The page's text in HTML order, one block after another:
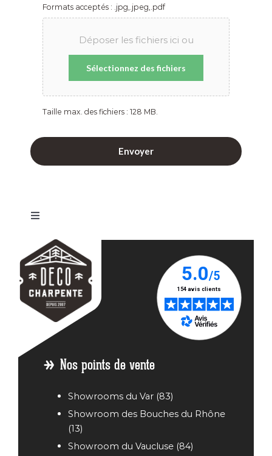
Formats acceptés : .jpg,.jpeg,.pdf
Déposer les fichiers ici ou
Sélectionnez des fichiers
Taille max. des fichiers : 128 MB.
Basculer
navigation
voiture
Carport
en bois
Abri
voiture
Provence
voiture
Bois
Annonay
Abri
voiture
Bois
Antibes
Bois
Carpentras
Abri
voiture
Bois
Echirolles
Fréjus
Abri
voiture
Bois
Grenoble
Nos points de vente
Showrooms du Var (83)
Showroom des Bouches du Rhône
(13)
Showroom du Vaucluse (84)